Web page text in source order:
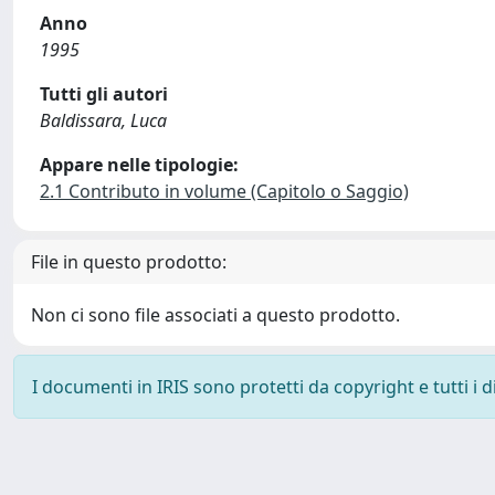
Anno
1995
Tutti gli autori
Baldissara, Luca
Appare nelle tipologie:
2.1 Contributo in volume (Capitolo o Saggio)
File in questo prodotto:
Non ci sono file associati a questo prodotto.
I documenti in IRIS sono protetti da copyright e tutti i